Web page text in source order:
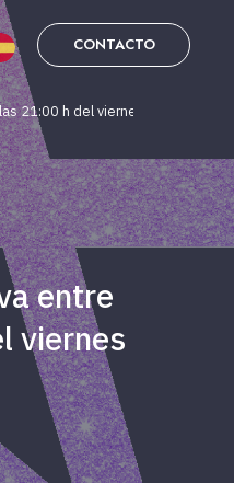
CONTACTO
21:00 h del viernes 25 de abril]
entre
viernes